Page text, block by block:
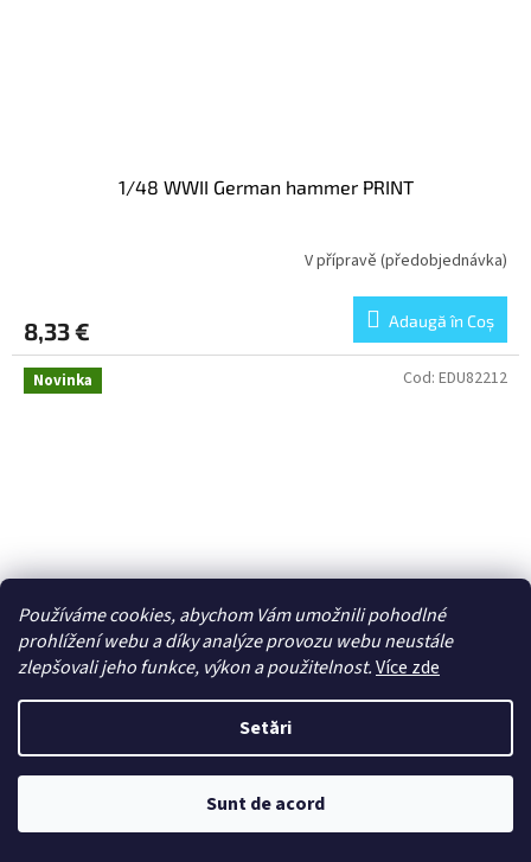
Používáme cookies, abychom Vám umožnili pohodlné
prohlížení webu a díky analýze provozu webu neustále
zlepšovali jeho funkce, výkon a použitelnost.Více zde
Setări
Sunt de acord
1/48 WWII German hammer PRINT
V přípravě (předobjednávka)
8,33 € Adaugă în Coş
Novinka
1/48 A6M2 Zero Type 21 (Profipack)
V přípravě (předobjednávka)
Cod: EDU82212